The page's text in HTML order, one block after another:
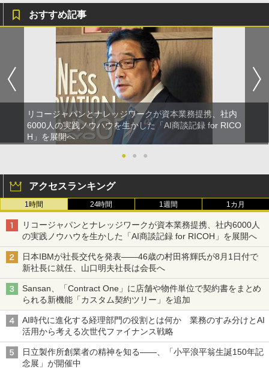
おすすめ記事
リコージャパンとナレッジワークが資本業務提携、社内
6000人の実践ノウハウを生かした「AI商談記録 for RICO
H」を展開へ
●
● ●
アクセスランキング
1時間 24時間 1週間 1カ月
リコージャパンとナレッジワークが資本業務提携、社内6000人
の実践ノウハウを生かした「AI商談記録 for RICOH」を展開へ
日本IBMが社長交代を発表――46歳の村田将輝氏が8月1日付で
新社長に就任、山口明夫社長は会長へ
Sansan、「Contract One」に店舗や物件単位で契約書をまとめ
られる新機能「カスタム契約ツリー」を追加
AI時代に進化する経理部門の役割とは何か 業務のすみ分けとAI
活用から考える次世代ファイナンス戦略
日立製作所創業者の精神を知る――、「小平浪平翁生誕150年記
念展」が開催中